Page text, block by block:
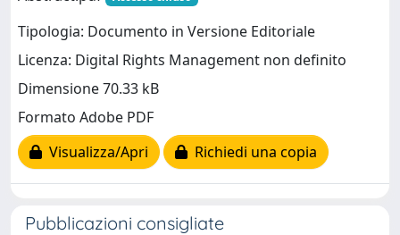
Tipologia: Documento in Versione Editoriale
Licenza: Digital Rights Management non definito
Dimensione 70.33 kB
Formato Adobe PDF
Visualizza/Apri
Richiedi una copia
Pubblicazioni consigliate